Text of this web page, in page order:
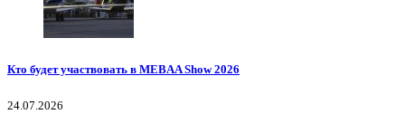
Кто будет участвовать в MEBAA Show 2026
24.07.2026